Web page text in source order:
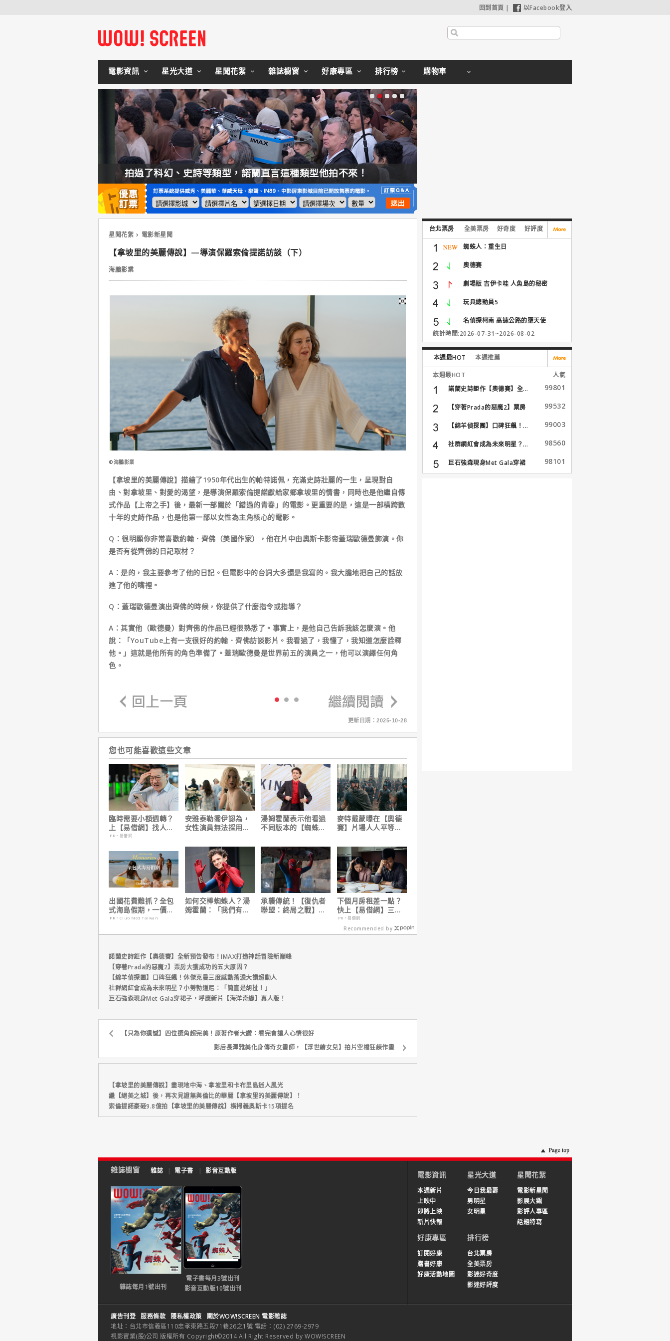
回到首頁 | 以Facebook登入
電影資訊 星光大道 星聞花絮 雜誌櫥窗 好康專區 排行榜 購物車
拍過了科幻、史詩等類型，諾蘭直言這種類型他拍不來！
星聞花絮 電影新星聞
【拿坡里的美麗傳說】—導演保羅索倫提諾訪談（下）
海鵬影業
©海鵬影業
【拿坡里的美麗傳說】描繪了1950年代出生的帕特諾佩，充滿史詩壯麗的一生，呈現對自
由、對拿坡里、對愛的渴望，是導演保羅索倫提諾獻給家鄉拿坡里的情書，同時也是他繼自傳
式作品【上帝之手】後，最新一部關於「錯過的青春」的電影。更重要的是，這是一部橫跨數
十年的史詩作品，也是他第一部以女性為主角核心的電影。
Q：很明顯你非常喜歡約翰．齊佛（美國作家），他在片中由奧斯卡影帝蓋瑞歐德曼飾演。你
是否有從齊佛的日記取材？
A：是的，我主要參考了他的日記。但電影中的台詞大多還是我寫的。我大膽地把自己的話放
進了他的嘴裡。
Q：蓋瑞歐德曼演出齊佛的時候，你提供了什麼指令或指導？
A：其實他（歐德曼）對齊佛的作品已經很熟悉了。事實上，是他自己告訴我該怎麼演。他
說：「YouTube上有一支很好的約翰．齊佛訪談影片。我看過了，我懂了，我知道怎麼詮釋
他。」這就是他所有的角色準備了。蓋瑞歐德曼是世界前五的演員之一，他可以演繹任何角
色。
更新日期：2025-10-28
您也可能喜歡這些文章
臨時需要小額週轉？
上【易借網】找人
幫！資金快速到位
PR・易借網
安雅泰勒喬伊認為，
女性演員無法採用方
湯姆霍蘭表示他看過
不同版本的【蜘蛛
這版完全不行！
麥特戴蒙曝在【奧德
賽】片場人人平等，
出國花費難抓？全包
式海島假期，一價搞
定食宿玩樂，省錢更
PR・Club Med Taiwan
如何交棒蜘蛛人？湯
姆霍蘭：「我們有一
承襲傳統！【復仇者
聯盟：終局之戰】導
下個月房租差一點？
快上【易借網】三分
鐘解決燃眉之急
PR・易借網
Recommended by
諾蘭史詩鉅作【奧德賽】全新預告發布！IMAX打造神話冒險新巔峰
【穿著Prada的惡魔2】票房大獲成功的五大原因？
【綿羊偵探團】口碑狂飆！休傑克曼三度感動落淚大讚超動人
社群網紅會成為未來明星？小勞勃道尼：「簡直是胡扯！」
巨石強森現身Met Gala穿裙子，呼應新片【海洋奇緣】真人版！
【只為你遺憾】四位選角超完美！原著作者大讚：看完會讓人心情很好
影后長澤雅美化身傳奇女畫師，【浮世繪女兒】拍片空檔狂練作畫
【拿坡里的美麗傳說】盡現地中海、拿坡里和卡布里島迷人風光
繼【絕美之城】後，再次見證無與倫比的華麗【拿坡里的美麗傳說】！
索倫提諾豪砸9.8億拍【拿坡里的美麗傳說】橫掃義奧斯卡15項提名
台北票房 全美票房 好奇度 好評度
蜘蛛人：重生日
奧德賽
劇場版 吉伊卡哇 人魚島的秘密
玩具總動員5
名偵探柯南 高速公路的墮天使
統計時間:2026-07-31~2026-08-02
本週最HOT 本週推薦
本週最HOT
人氣
諾蘭史詩鉅作【奧德賽】全...
99801
【穿著Prada的惡魔2】票房
99532
【綿羊偵探團】口碑狂飆！... 99003
社群網紅會成為未來明星？... 98560
巨石強森現身Met Gala穿裙
子...
98101
雜誌櫥窗 雜誌 | 電子書 | 影音互動版
雜誌每月1號出刊
電子書每月3號出刊
影音互動版10號出刊
電影資訊
本週新片
上映中
即將上映
新片快報
星光大道
今日我最壽
男明星
女明星
星聞花絮
電影新星聞
影展大觀
影評人專區
話題特寫
好康專區
訂閱好康
購書好康
好康活動地圖
排行榜
台北票房
全美票房
影迷好奇度
影迷好評度
廣告刊登 服務條款 隱私權政策
關於WOW!SCREEN 電影雜誌
地址：台北市信義區110忠孝東路五段71巷26之1號 電話：(02) 2769-2979
視影實業(股)公司 版權所有 Copyright©2014 All Right Reserved by WOW!SCREEN